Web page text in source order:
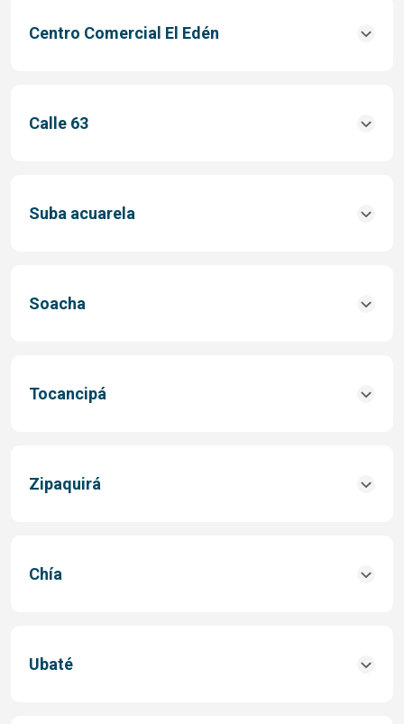
Centro Comercial El Edén
Calle 63
Suba acuarela
Soacha
Tocancipá
Zipaquirá
Chía
Ubaté